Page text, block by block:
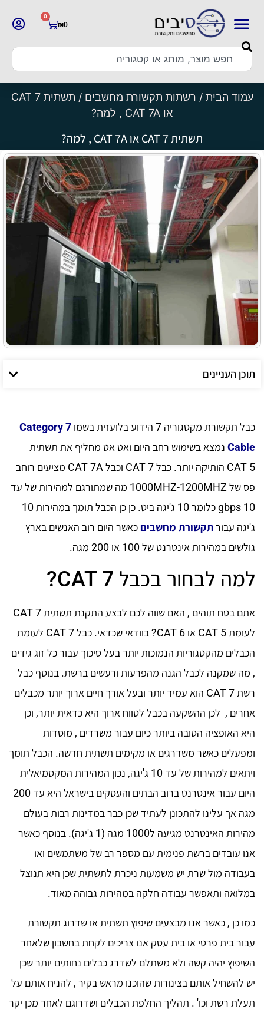
₪0
0
עמוד הבית / רשתות תקשורת מחשבים
/ תשתית CAT 7
או CAT 7A , למה?
תשתית CAT 7 או CAT 7A , למה?
תוכן העניינים
כבל תקשורת מקטגוריה 7 הידוע בלועזית בשמו
Category 7
Cable נמצא בשימוש רחב היום ואט אט מחליף את תשתית
CAT 5 הותיקה יותר. כבל CAT 7 וכבל CAT 7A מציעים רוחב
פס של 1000MHZ-1200MHZ מה שמתורגם למהירות של עד
10 gbps כלומר 10 ג'יגה ביט. כן כן הכבל תומך במהירות 10
ג'יגה עבורתקשורת מחשבים כאשר היום רוב האנשים בארץ
גולשים במהירות אינטרנט של 100 או 200 מגה.
למה לבחור בכבל CAT 7?
אתם בטח תוהים , האם שווה לכם לבצע התקנת תשתית CAT 7
לעומת CAT 5 או CAT 6? בוודאי שכדאי. כבל CAT 7 לעומת
הכבלים מהקטגוריות הנמוכות יותר בעל סיכוך עבור כל זוג גידים
, מה שמקנה לכבל הגנה מהפרעות ורעשים ברשת. בנוסף כבל
רשת CAT 7 הוא עמיד יותר ובעל אורך חיים ארוך יותר מכבלים
אחרים , לכן ההשקעה בכבל לטווח ארוך היא כדאית יותר, וכן
היא האופציה הטובה ביותר כיום עבור משרדים , מוסדות
ומפעלים כאשר משדרגים או מקימים תשתית חדשה. הכבל תומך
ויתאים למהירות של עד 10 ג'יגה, נכון המהירות המקסמיאלית
היום עבור אינטרנט ברוב הבתים והעסקים בישראל היא עד 200
מגה אך עלינו להתכונן לעתיד שכן כבר במדינות רבות בעולם
מהירות האינטרנט מגיעה ל1000 מגה (1 ג'יגה). בנוסף כאשר
אנו עובדים ברשת פנימית עם מספר רב של משתמשים ואו
בעבודה מול שרת יש משמעות ניכרת לתשתית שכן היא תנוצל
במלואה ותאפשר עבודה חלקה במהירות גבוהה מאוד.
כמו כן , כאשר אנו מבצעים שיפוץ תשתית או שדרוג תקשורת
עבור בית פרטי או בית עסק אנו צריכים לקחת בחשבון שלאחר
השיפוץ יהיה קשה ולא משתלם לשדרג כבלים נחותים יותר שכן
יש להשחיל אותם בצינורות שהוכנו מראש בקיר , להניח אותם על
תעלת רשת וכו' . תהליך החלפת הכבלים ושדרוגם לאחר מכן יקר